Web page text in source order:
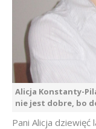
Alicja Konstanty-
nie jest dobre, bo
Pani Alicja dziewięć